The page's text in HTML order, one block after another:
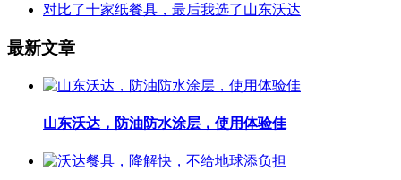
对比了十家纸餐具，最后我选了山东沃达
最新文章
山东沃达，防油防水涂层，使用体验佳